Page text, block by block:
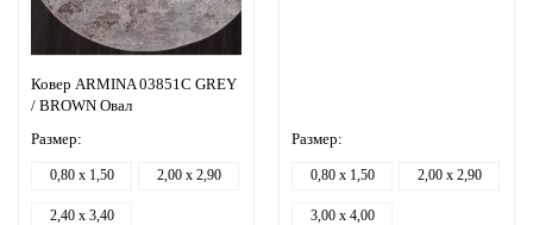
Ковер ARMINA 03851C GREY
/ BROWN Овал
Размер:
0,80 x 1,50 2,00 x 2,90
2,40 x 3,40
Размер:
0,80 x 1,50 2,00 x 2,90
3,00 x 4,00